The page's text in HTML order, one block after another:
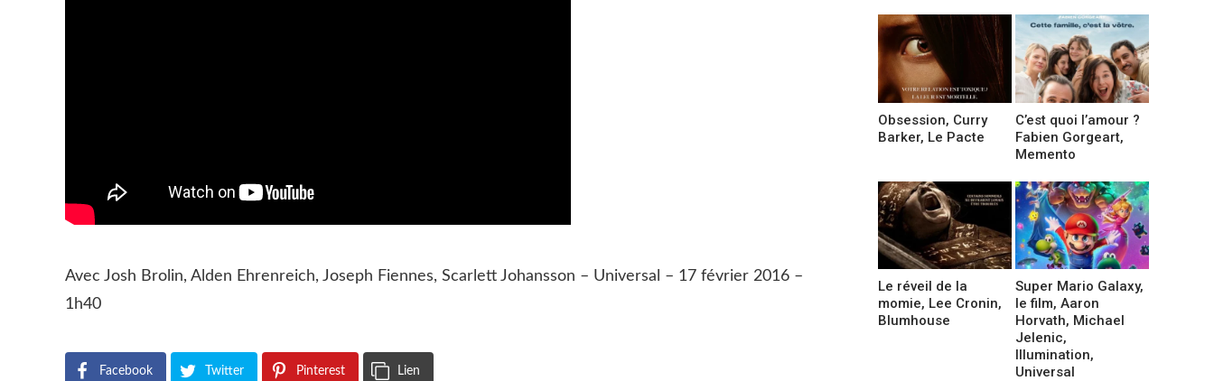
Avec Josh Brolin, Alden Ehrenreich, Joseph Fiennes, Scarlett Johansson – Universal – 17 février 2016 –
1h40
Facebook Twitter Pinterest Lien
Obsession, Curry
Barker, Le Pacte
C’est quoi l’amour ?
Fabien Gorgeart,
Memento
Le réveil de la
momie, Lee Cronin,
Blumhouse
Super Mario Galaxy,
le film, Aaron
Horvath, Michael
Jelenic,
Illumination,
Universal